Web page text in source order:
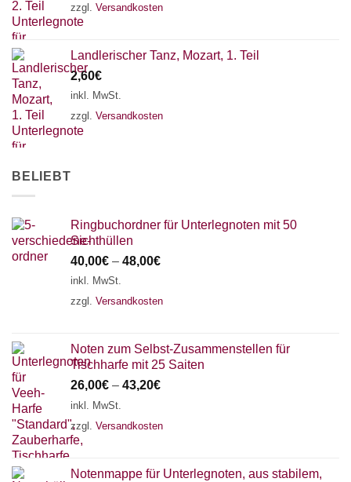
zzgl. Versandkosten
Landlerischer Tanz, Mozart, 1. Teil
2,60€
inkl. MwSt.
zzgl. Versandkosten
BELIEBT
Ringbuchordner für Unterlegnoten mit 50
Sichthüllen
40,00€ – 48,00€
inkl. MwSt.
zzgl. Versandkosten
Noten zum Selbst-Zusammenstellen für
Tischharfe mit 25 Saiten
26,00€ – 43,20€
inkl. MwSt.
zzgl. Versandkosten
Notenmappe für Unterlegnoten, aus stabilem,
Chat Support
18 SAITEN